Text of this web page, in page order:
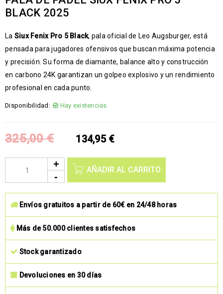
BLACK 2025
La Siux Fenix Pro 5 Black, pala oficial de Leo Augsburger, está
pensada para jugadores ofensivos que buscan máxima potencia
y precisión. Su forma de diamante, balance alto y construcción
en carbono 24K garantizan un golpeo explosivo y un rendimiento
profesional en cada punto.
Disponibilidad: Hay existencias
325,00€ 134,95 €
AÑADIR AL CARRITO
Envíos gratuitos a partir de 60€ en 24/48 horas
Más de 50.000 clientes satisfechos
Stock garantizado
Devoluciones en 30 días